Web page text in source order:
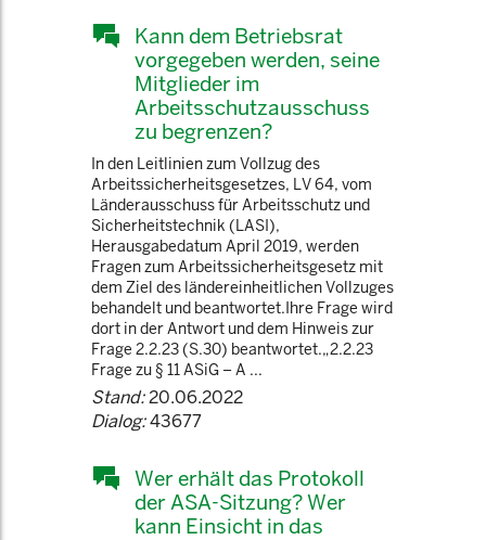
Kann dem Betriebsrat
vorgegeben werden, seine
Mitglieder im
Arbeitsschutzausschuss
zu begrenzen?
In den Leitlinien zum Vollzug des
Arbeitssicherheitsgesetzes, LV 64, vom
Länderausschuss für Arbeitsschutz und
Sicherheitstechnik (LASI),
Herausgabedatum April 2019, werden
Fragen zum Arbeitssicherheitsgesetz mit
dem Ziel des ländereinheitlichen Vollzuges
behandelt und beantwortet.Ihre Frage wird
dort in der Antwort und dem Hinweis zur
Frage 2.2.23 (S.30) beantwortet.„2.2.23
Frage zu § 11 ASiG – A ...
Stand:20.06.2022
Dialog:43677
Wer erhält das Protokoll
der ASA-Sitzung? Wer
kann Einsicht in das